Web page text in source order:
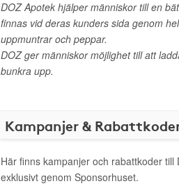
DOZ Apotek hjälper människor till en
finnas vid deras kunders sida genom
uppmuntrar och peppar.
DOZ ger människor möjlighet till att
bunkra upp.
Kampanjer &
Här finns kampanjer och rabattkoder
exklusivt genom Sponsorhuset.